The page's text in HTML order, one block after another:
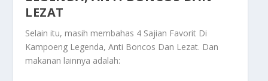
LEZAT
Selain itu, masih membahas 4 Sajian Favorit Di
Kampoeng Legenda, Anti Boncos Dan Lezat. Dan
makanan lainnya adalah: